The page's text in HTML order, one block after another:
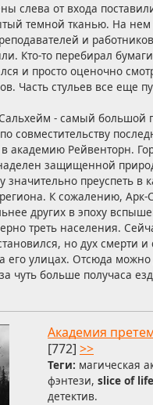
слева от входа
темной тканью. На
и
Кто-то перебирал
и просто оценочно
Часть стульев все еще
- самый большой
совместительству
в академию Рейвенторн.
защищенной
значительно преуспеть в
К сожалению, Арк-
других в эпоху
треть населения.
но дух смерти и
его улицах. Отсюда
чуть больше получаса
Академия
[772] >>
Теги: магическая
фэнтези, slice of life
детектив.